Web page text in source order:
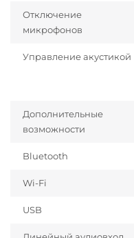
Отключение
микрофонов
Управление акустикой
Дополнительные
возможности
Bluetooth
Wi-Fi
USB